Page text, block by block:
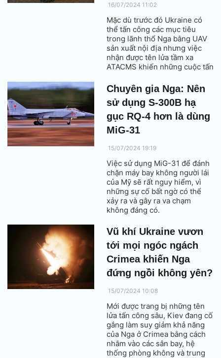
16/07/2024 11:02
Mặc dù trước đó Ukraine có
thể tấn công các mục tiêu
trong lãnh thổ Nga bằng UAV
sản xuất nội địa nhưng việc
nhận được tên lửa tầm xa
ATACMS khiến những cuộc tấn
Giới quan sát cho biết, hiện
Nga không thể nhắm vào khu
vực Kharkov bằng các hệ
thống tên lửa S-300 và S-400.
Chuyên gia Nga: Nên
sử dụng S-300B hạ
gục RQ-4 hơn là dùng
MiG-31
15/07/2024 19:19
Việc sử dụng MiG-31 để đánh
chặn máy bay không người lái
của Mỹ sẽ rất nguy hiểm, vì
những sự cố bất ngờ có thể
xảy ra và gây ra va chạm
không đáng có.
Vũ khí Ukraine vươn
tới mọi ngóc ngách
Crimea khiến Nga
đứng ngồi không yên?
15/07/2024 10:08
Mới được trang bị những tên
lửa tấn công sâu, Kiev đang cố
gắng làm suy giảm khả năng
của Nga ở Crimea bằng cách
nhắm vào các sân bay, hệ
thống phòng không và trung